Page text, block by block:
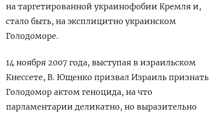
на таргетированной украинофобии Кремля и,
стало быть, на эксплицитно украинском
Голодоморе.
14 ноября 2007 года, выступая в израильском
Кнессете, В. Ющенко призвал Израиль признать
Голодомор актом геноцида, на что
парламентарии деликатно, но выразительно